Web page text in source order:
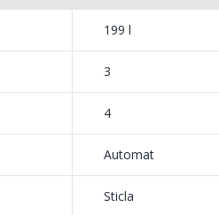
199 l
3
4
Automat
Sticla